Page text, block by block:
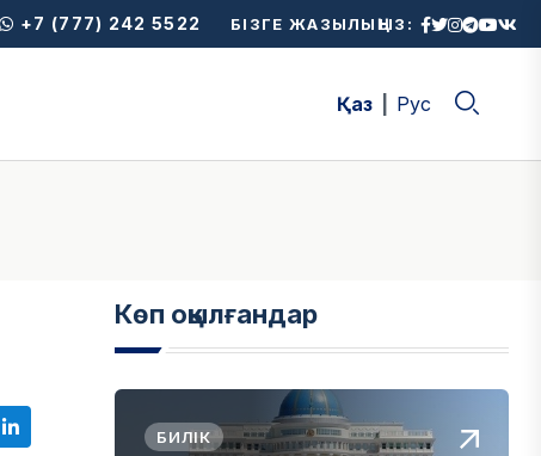
+7 (777) 242 5522 БІЗГЕ ЖАЗЫЛЫҢЫЗ:
Қаз Рус
Көп оқылғандар
БИЛІК